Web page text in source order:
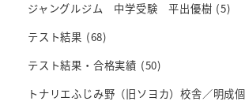
ジャングルジム 中学受験 平出優樹 (5)
テスト結果 (68)
テスト結果・合格実績 (50)
トナリエふじみ野（旧ソヨカ）校舎／明成